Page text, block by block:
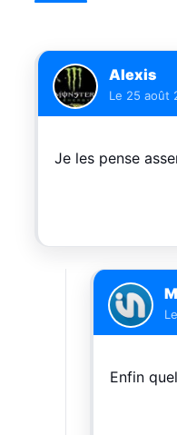
Alexis
Le 25 août
Je les pense
Le
Enfin